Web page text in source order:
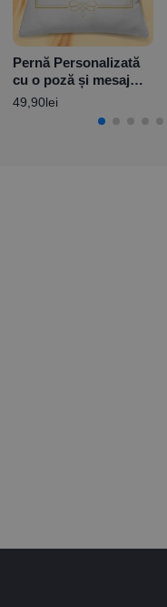
Pernă Personalizată
cu o poză și mesaj
pentru Nași
49,90lei